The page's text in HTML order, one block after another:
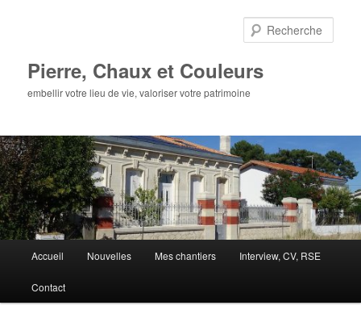
Pierre, Chaux et Couleurs
embellir votre lieu de vie, valoriser votre patrimoine
principal
Accueil Nouvelles Mes chantiers Interview, CV, RSE
Contact